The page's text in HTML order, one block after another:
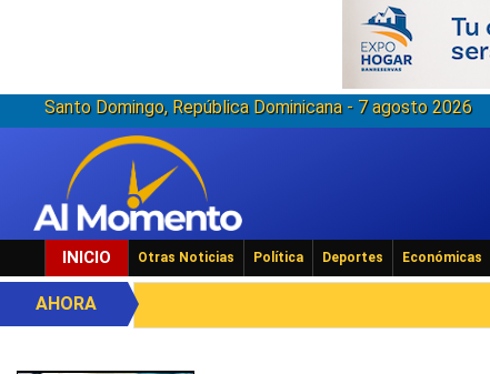
Santo Domingo, República Dominicana - 7 agosto 2026
INICIO Otras Noticias Política Deportes Económicas
AHORA